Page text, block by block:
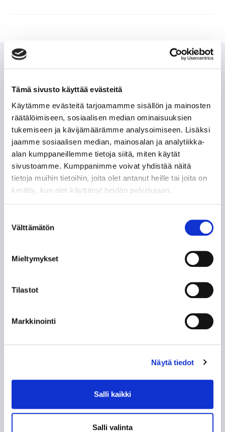
Tämä sivusto käyttää evästeitä
Käytämme evästeitä tarjoamamme sisällön ja mainosten
räätälöimiseen, sosiaalisen median ominaisuuksien
tukemiseen ja kävijämäärämme analysoimiseen. Lisäksi
jaamme sosiaalisen median, mainosalan ja analytiikka-
alan kumppaneillemme tietoja siitä, miten käytät
sivustoamme. Kumppanimme voivat yhdistää näitä
tietoja muihin tietoihin, joita olet antanut heille tai joita on
kerätty, kun olet käyttänyt heidän palvelujaan.
valinta
Välttämätön
Mieltymykset
Tilastot
Markkinointi
Näytä tiedot
Salli kaikki
Salli valinta